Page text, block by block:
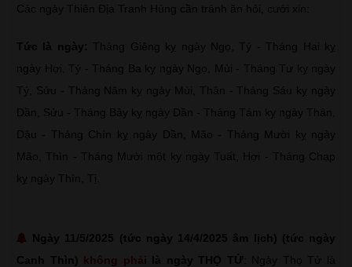
Các ngày Thiên Địa Tranh Hùng cần tránh ăn hỏi, cưới xin:
Tức là ngày: Tháng Giêng kỵ ngày Ngọ, Tý - Tháng Hai kỵ
ngày Hợi, Tý - Tháng Ba kỵ ngày Ngọ, Mùi - Tháng Tư kỵ ngày
Tý, Sửu - Tháng Năm kỵ ngày Mùi, Thân - Tháng Sáu kỵ ngày
Dần, Sửu - Tháng Bảy kỵ ngày Dần - Tháng Tám kỵ ngày Thân,
Dậu - Tháng Chín kỵ ngày Dần, Mão - Tháng Mười kỵ ngày
Mão, Thìn - Tháng Mười một kỵ ngày Tuất, Hợi - Tháng Chạp
kỵ ngày Thìn, Tị.
Ngày 11/5/2025 (tức ngày 14/4/2025 âm lịch) (tức ngày
Canh Thìn) không phải là ngày THỌ TỬ : Ngày Thọ Tử là